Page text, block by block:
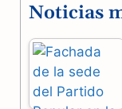
c
e
b
Noticias